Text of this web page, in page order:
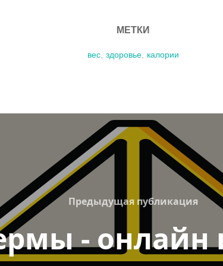
МЕТКИ
вес здоровье калории
Previous
Предыдущая публикация
- онлайн